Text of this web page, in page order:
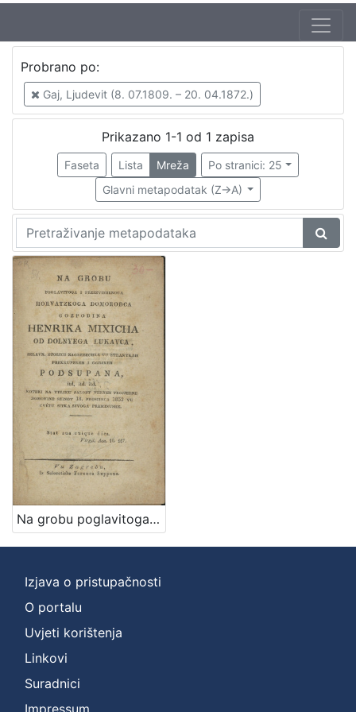
Probrano po:
Gaj, Ljudevit (8. 07.1809. – 20. 04.1872.)
Prikazano 1-1 od 1 zapisa
Faseta Lista Mreža
Po stranici: 25
Glavni metapodatak (Z->A)
Na grobu poglavitoga i preizvishenoga horvatzkoga domorodca gozpodina Henrika Mixicha od Dolnyega Lukavca, ... koteri na veliku salozt verneh trojjedne domovine szinov 18. proszinca 1832 vu cvétu sitka szvoga preminushe / [G.]
Izjava o pristupačnosti
O portalu
Uvjeti korištenja
Linkovi
Suradnici
Impressum